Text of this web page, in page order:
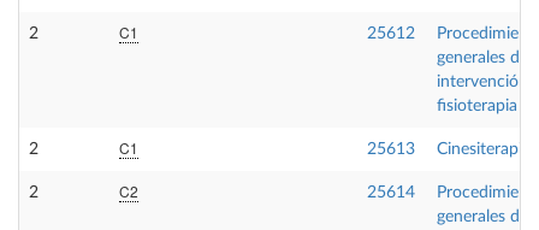
2 C1 25612
generales de
intervención
fisioterapia I
2 C1 25613 Cinesiterapia
2 C2 25614
generales de